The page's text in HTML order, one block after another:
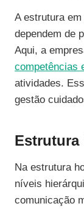
A estrutura
dependem de
Aqui, a
competências
atividades.
gestão
Estrutura
Na estrutura
níveis
comunicação